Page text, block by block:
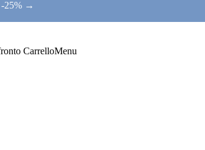
-25% →
CarrelloMenu